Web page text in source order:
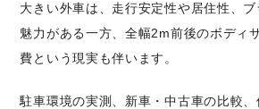
大きい外車は、走行安定性や居住性、
魅力がある一方、全幅2m前後のボディ
費という現実も伴います。
駐車環境の実測、新車・中古車の比較